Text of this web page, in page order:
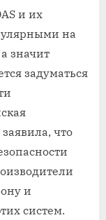
и их
на
значит
задуматься
что
и
систем.